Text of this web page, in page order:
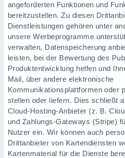
angeforderten Funktionen und
bereitzustellen. Zu diesen
Dienstleistungen gehören unter
unsere Werbeprogramme
verwalten, Datenspeicherung
leisten, bei der Bewertung des
Produktentwicklung helfen und
Mail, über andere elektronische
Kommunikationsplattformen oder
stellen oder liefern. Dies schließt
Cloud-Hosting-Anbieter (z. B.
und Zahlungs-Gateways (Stripe)
Nutzer ein. Wir können auch
Drittanbieter von Kartendiensten
Kartenmaterial für die Dienste